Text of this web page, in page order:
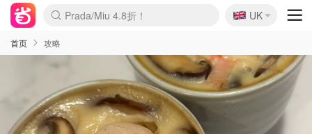
Prada/Miu 4.8折！
🇬🇧
UK
首页 攻略